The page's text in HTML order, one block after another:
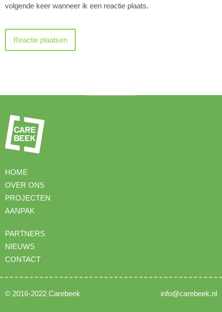
volgende keer wanneer ik een reactie plaats.
HOME
OVER ONS
PROJECTEN
AANPAK
PARTNERS
NIEUWS
CONTACT
© 2016-2022 Carebeek info@carebeek.nl